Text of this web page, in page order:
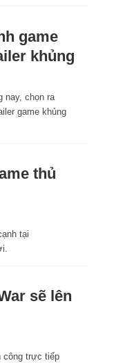
game
khủng
nay, chọn ra
game khủng
thủ
tại
sẽ lên
công trực tiếp